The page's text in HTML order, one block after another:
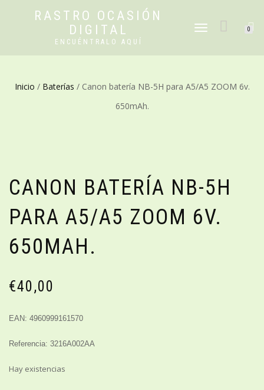
RASTRO OCASIÓN
DIGITAL
ENCUÉNTRALO AQUÍ
CAMBIAR
0
Inicio / Baterías / Canon batería NB-5H para A5/A5 ZOOM 6v.
650mAh.
CANON BATERÍA NB-5H
PARA A5/A5 ZOOM 6V.
650MAH.
€40,00
EAN: 4960999161570
Referencia: 3216A002AA
Hay existencias